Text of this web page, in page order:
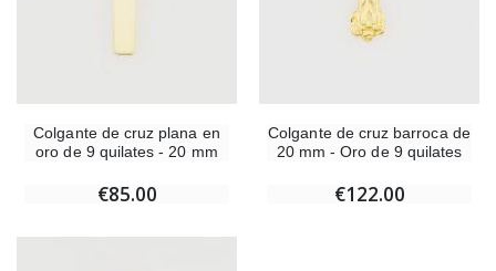
Colgante de cruz plana en
oro de 9 quilates - 20 mm
€85.00
Colgante de cruz barroca de
20 mm - Oro de 9 quilates
€122.00